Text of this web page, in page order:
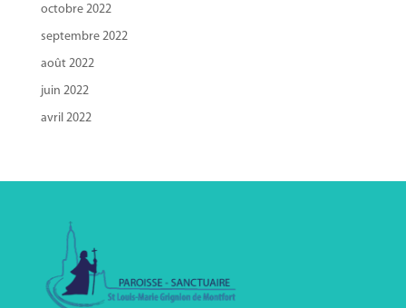
octobre 2022
septembre 2022
août 2022
juin 2022
avril 2022